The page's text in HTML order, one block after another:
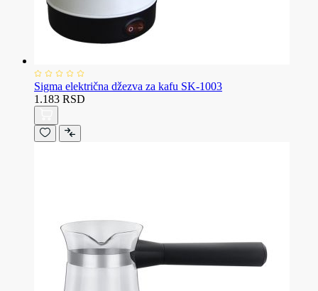
Sigma električna džezva za kafu SK-1003
1.183 RSD